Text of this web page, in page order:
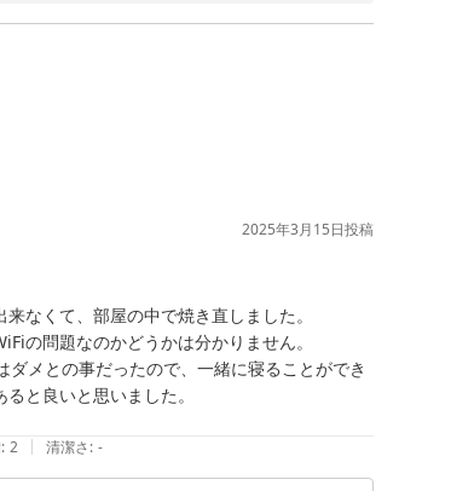
2025年3月15日投稿
なくて、部屋の中で焼き直しました。
の問題なのかどうかは分かりません。
メとの事だったので、一緒に寝ることができ
と良いと思いました。
: 2 | 清潔さ: -